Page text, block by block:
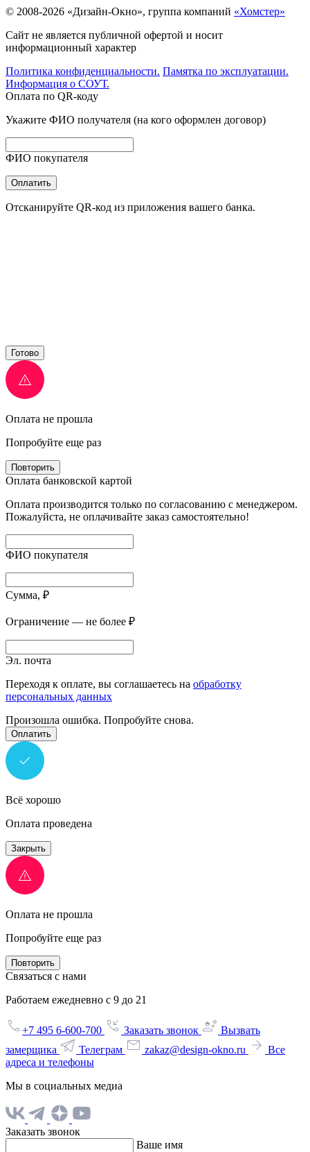
© 2008-2026 «Дизайн-Окно», группа компаний «Хомстер»
Сайт не является публичной офертой и носит
информационный характер
Политика конфиденциальности. Памятка по эксплуатации.
Информация о СОУТ.
Оплата по QR-коду
Укажите ФИО получателя (на кого оформлен договор)
ФИО покупателя
Оплатить
Отсканируйте QR-код из приложения вашего банка.
Готово
Оплата не прошла
Попробуйте еще раз
Повторить
Оплата банковской картой
Оплата производится только по согласованию с менеджером.
Пожалуйста, не оплачивайте заказ самостоятельно!
ФИО покупателя
Сумма, ₽
Ограничение — не более ₽
Эл. почта
Переходя к оплате, вы соглашаетесь на обработку
персональных данных
Произошла ошибка. Попробуйте снова.
Оплатить
Всё хорошо
Оплата проведена
Закрыть
Оплата не прошла
Попробуйте еще раз
Повторить
Связаться с нами
Работаем ежедневно с 9 до 21
+7 495 6-600-700 Заказать звонок
Вызвать
замерщика
Телеграм zakaz@design-okno.ru
Все
адреса и телефоны
Мы в социальных медиа
Заказать звонок
Ваше имя